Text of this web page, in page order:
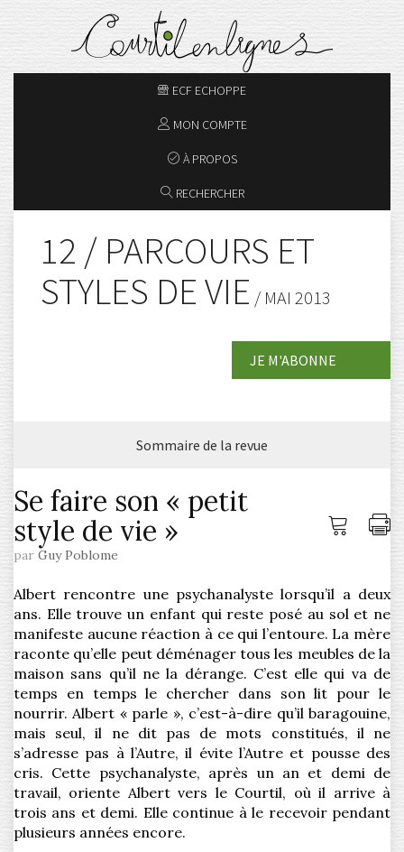
ECF ECHOPPE
MON COMPTE
À PROPOS
RECHERCHER
12 / PARCOURS ET
STYLES DE VIE / MAI 2013
JE M'ABONNE
Sommaire de la revue
Me
Se faire son « petit
style de vie »
par Guy Poblome
Albert rencontre une psychanalyste lorsqu’il a deux
ans. Elle trouve un enfant qui reste posé au sol et ne
manifeste aucune réaction à ce qui l’entoure. La mère
raconte qu’elle peut déménager tous les meubles de la
maison sans qu’il ne la dérange. C’est elle qui va de
temps en temps le chercher dans son lit pour le
nourrir. Albert « parle », c’est-à-dire qu’il baragouine,
mais seul, il ne dit pas de mots constitués, il ne
s’adresse pas à l’Autre, il évite l’Autre et pousse des
cris. Cette psychanalyste, après un an et demi de
travail, oriente Albert vers le Courtil, où il arrive à
trois ans et demi. Elle continue à le recevoir pendant
plusieurs années encore.